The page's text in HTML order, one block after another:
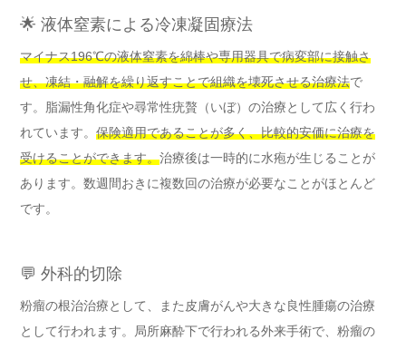
🌟 液体窒素による冷凍凝固療法
マイナス196℃の液体窒素を綿棒や専用器具で病変部に接触さ
せ、凍結・融解を繰り返すことで組織を壊死させる治療法で
す。脂漏性角化症や尋常性疣贅（いぼ）の治療として広く行わ
れています。 保険適用であることが多く、比較的安価に治療を
受けることができます。治療後は一時的に水疱が生じることが
あります。数週間おきに複数回の治療が必要なことがほとんど
です。
💬 外科的切除
粉瘤の根治治療として、また皮膚がんや大きな良性腫瘍の治療
として行われます。局所麻酔下で行われる外来手術で、粉瘤の